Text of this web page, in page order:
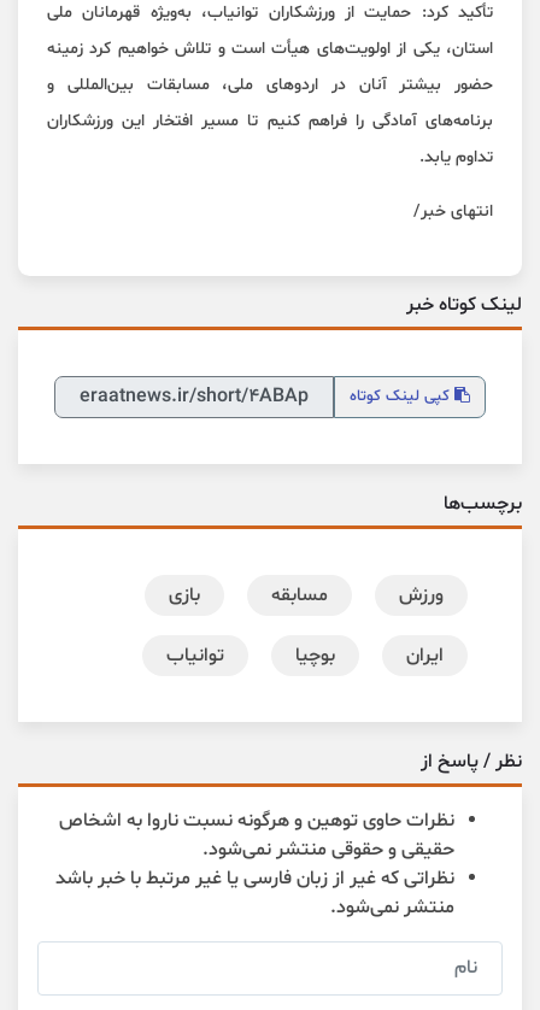
تأکید کرد: حمایت از ورزشکاران توانیاب، به‌ویژه قهرمانان ملی
استان، یکی از اولویت‌های هیأت است و تلاش خواهیم کرد زمینه
حضور بیشتر آنان در اردوهای ملی، مسابقات بین‌المللی و
برنامه‌های آمادگی را فراهم کنیم تا مسیر افتخار این ورزشکاران
تداوم یابد.
انتهای خبر/
لینک کوتاه خبر
کپی لینک کوتاه
برچسب‌ها
ورزش مسابقه بازی
ایران بوچیا توانیاب
نظر / پاسخ از
نظرات حاوی توهین و هرگونه نسبت ناروا به اشخاص
حقیقی و حقوقی منتشر نمی‌شود.
نظراتی که غیر از زبان فارسی یا غیر مرتبط با خبر باشد
منتشر نمی‌شود.